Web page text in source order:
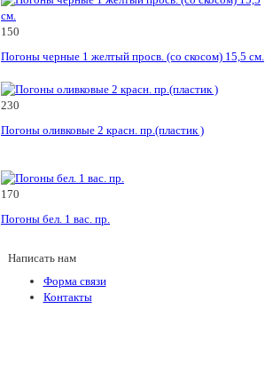
150
Погоны черные 1 желтый просв. (со скосом) 15,5 см.
230
Погоны оливковые 2 красн. пр.(пластик )
170
Погоны бел. 1 вас. пр.
Написать нам
Форма связи
Контакты